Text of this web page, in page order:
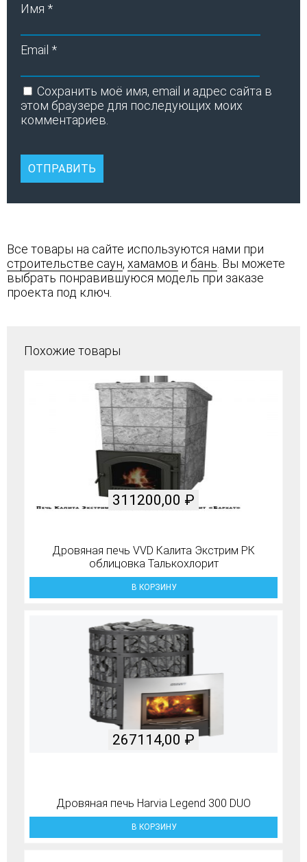
Имя *
Email *
Сохранить моё имя, email и адрес сайта в
этом браузере для последующих моих
комментариев.
Все товары на сайте используются нами при
строительстве саун, хамамов и бань . Вы можете
выбрать понравившуюся модель при заказе
проекта под ключ.
Похожие товары
Дровяная печь VVD Калита Экстрим РК
облицовка Талькохлорит
311200,00 ₽
В КОРЗИНУ
Дровяная печь Harvia Legend 300 DUO
267114,00 ₽
В КОРЗИНУ